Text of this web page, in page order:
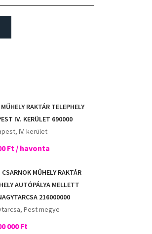
RAKTÁR TELEPHELY
IV. KERÜLET 690000
IV. kerület
Ft / havonta
CSARNOK MŰHELY RAKTÁR
AUTÓPÁLYA MELLETT
216000000
Pest megye
000 Ft